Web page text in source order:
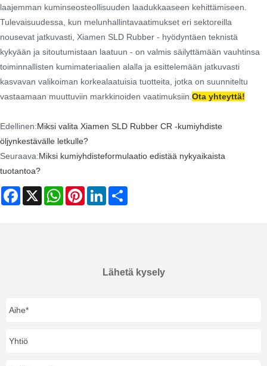
laajemman kuminseosteollisuuden laadukkaaseen kehittämiseen.
Tulevaisuudessa, kun melunhallintavaatimukset eri sektoreilla
nousevat jatkuvasti, Xiamen SLD Rubber - hyödyntäen teknistä
kykyään ja sitoutumistaan ​​laatuun - on valmis säilyttämään vauhtinsa
toiminnallisten kumimateriaalien alalla ja esittelemään jatkuvasti
kasvavan valikoiman korkealaatuisia tuotteita, jotka on suunniteltu
vastaamaan muuttuviin markkinoiden vaatimuksiin. Ota yhteyttä!
Edellinen:Miksi valita Xiamen SLD Rubber CR -kumiyhdiste
öljynkestävälle letkulle?
Seuraava:Miksi kumiyhdisteformulaatio edistää nykyaikaista
tuotantoa?
Facebook
X WhatsAppPinterestLinkedIn
Lähetä kysely